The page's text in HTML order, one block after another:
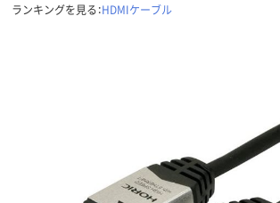
ランキングを見る：HDMIケーブル